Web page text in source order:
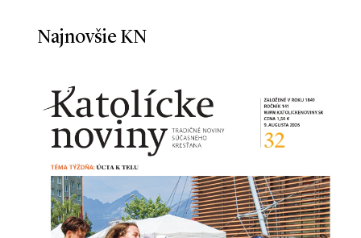
Najnovšie KN